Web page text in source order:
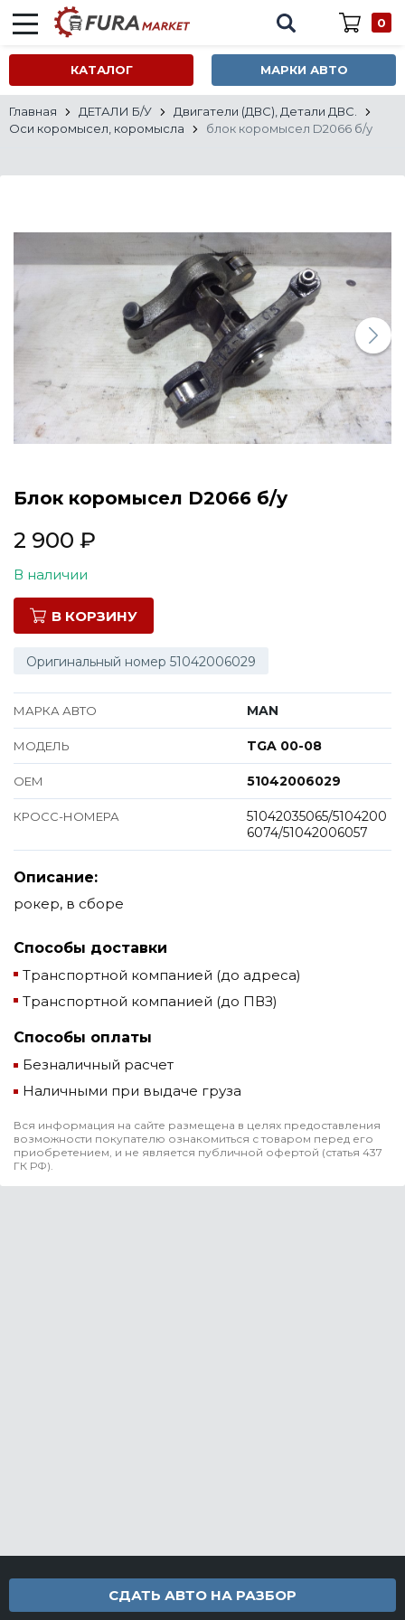
0
КАТАЛОГ МАРКИ АВТО
Все марки
Главная ДЕТАЛИ Б/У
Двигатели (ДВС), Детали ДВС.
Оси коромысел, коромысла
блок коромысел D2066 б/у
Блок коромысел D2066 б/у
2 900 ₽
В наличии
В КОРЗИНУ
Оригинальный номер 51042006029
МАРКА АВТО MAN
МОДЕЛЬ TGA 00-08
ОЕМ 51042006029
КРОСС-НОМЕРА
51042035065/5104200
6074/51042006057
Описание:
рокер, в сборе
Способы доставки
Транспортной компанией (до адреса)
Транспортной компанией (до ПВЗ)
Способы оплаты
Безналичный расчет
Наличными при выдаче груза
Вся информация на сайте размещена в целях предоставления
возможности покупателю ознакомиться с товаром перед его
приобретением, и не является публичной офертой (статья 437
ГК РФ).
СДАТЬ АВТО НА РАЗБОР